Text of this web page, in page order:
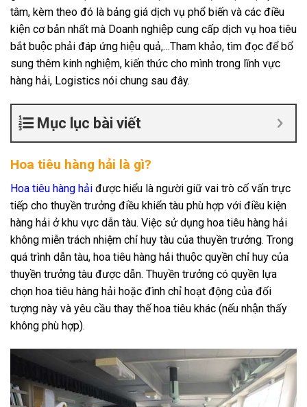
tâm, kèm theo đó là bảng giá dịch vụ phổ biến và các điều
kiện cơ bản nhất mà Doanh nghiệp cung cấp dịch vụ hoa tiêu
bắt buộc phải đáp ứng hiệu quả,…Tham khảo, tìm đọc để bổ
sung thêm kinh nghiệm, kiến thức cho mình trong lĩnh vực
hàng hải, Logistics nói chung sau đây.
Mục lục bài viết
Hoa tiêu hàng hải là gì?
Hoa tiêu hàng hải được hiểu là người giữ vai trò cố vấn trực
tiếp cho thuyền trưởng điều khiển tàu phù hợp với điều kiện
hàng hải ở khu vực dẫn tàu. Việc sử dụng hoa tiêu hàng hải
không miễn trách nhiệm chỉ huy tàu của thuyền trưởng. Trong
quá trình dẫn tàu, hoa tiêu hàng hải thuộc quyền chỉ huy của
thuyền trưởng tàu được dẫn. Thuyền trưởng có quyền lựa
chọn hoa tiêu hàng hải hoặc đình chỉ hoạt động của đối
tượng này và yêu cầu thay thế hoa tiêu khác (nếu nhận thấy
không phù hợp).